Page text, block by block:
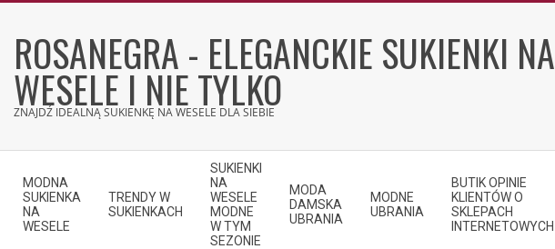
contentROSANEGRA - ELEGANCKIE SUKIENKI NA
WESELE I NIE TYLKO
ZNAJDŹ IDEALNĄ SUKIENKĘ NA WESELE DLA SIEBIE
Navigation
Menu
MODNA
SUKIENKA
NA
WESELE
TRENDY W
SUKIENKACH
SUKIENKI
NA
WESELE
MODNE
W TYM
SEZONIE
MODA
DAMSKA
UBRANIA
MODNE
UBRANIA
BUTIK OPINIE
KLIENTÓW O
SKLEPACH
INTERNETOWYCH